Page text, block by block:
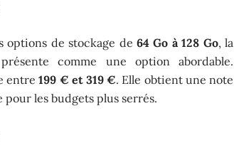
options de stockage de 64 Go à 128 Go, la
comme une option abordable.
entre199 € et 319 €. Elle obtient une note
les budgets plus serrés.